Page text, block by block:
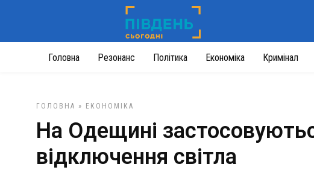
Головна Резонанс Політика Економіка Кримінал
ГОЛОВНА » ЕКОНОМІКА
На Одещині
відключення світла